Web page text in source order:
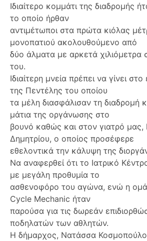
Ιδιαίτερο κομμάτι της διαδρομής
το οποίο ήρθαν
αντιμέτωποι στα πρώτα κιόλας
μονοπατιού ακολουθούμενο από
δύο άλματα με αρκετά χιλιόμετρα
του.
Ιδιαίτερη μνεία πρέπει να γίνει
της Πεντέλης του οποίου
τα μέλη διασφάλισαν τη διαδρομή
μάτια της οργάνωσης στο
βουνό καθώς και στον γιατρό μας,
Δημητρίου, ο οποίος προσέφερε
εθελοντικά την κάλυψη της
Να αναφερθεί ότι το Ιατρικό
με μεγάλη προθυμία το
ασθενοφόρο του αγώνα, ενώ η
Cycle Mechanic ήταν
παρούσα για τις δωρεάν
ποδηλατών των αθλητών.
Η δήμαρχος, Νατάσσα